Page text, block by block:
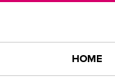
HOME